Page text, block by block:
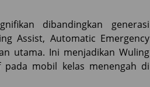
dibandingkan generasi
Assist, Automatic Emergency
utama. Ini menjadikan Wuling
pada mobil kelas menengah di